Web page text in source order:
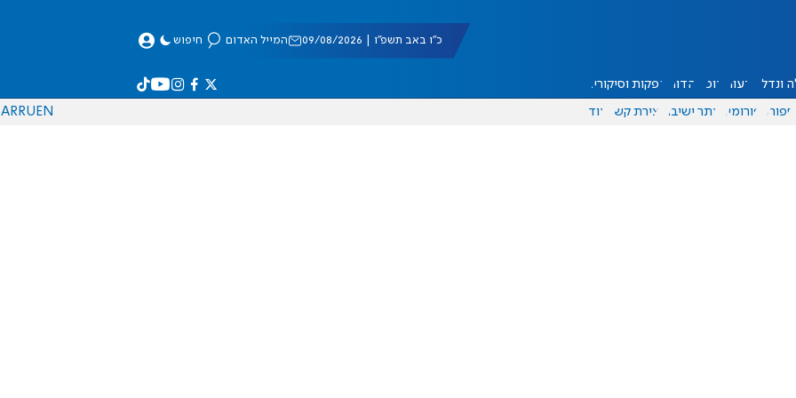
כ"ו באב תשפ"ו | 09/08/2026 המייל האדום חיפוש
ונדל"ן דעות אוכל יהדות הפקות וסיקורים
ספורט פורומים אתר ישיבה יצירת קשר עוד EN
RU
AR